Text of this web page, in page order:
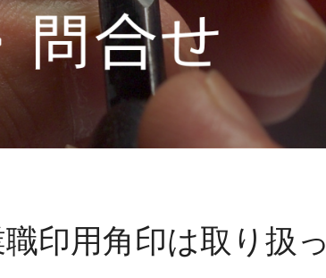
印用角印は取り扱っ